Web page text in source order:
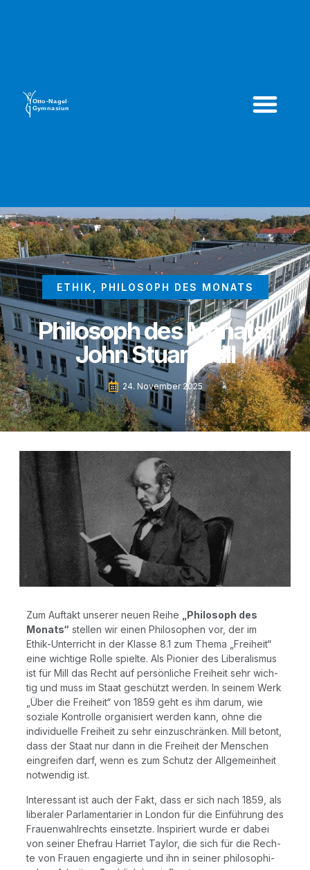
ETHIK PHILOSOPH DES MONATS
Philosoph des Monats:
John Stuart Mill
24. November 2025
Zum Auf­takt unse­rer neu­en Rei­he
„Phi­lo­soph des
Monats“ stel­len wir einen Phi­lo­so­phen vor, der im
Ethik-Unter­richt in der Klas­se 8.1 zum The­ma „Frei­heit“
eine wich­ti­ge Rol­le spiel­te. Als Pio­nier des Libe­ra­lis­mus
ist für Mill das Recht auf per­sön­li­che Frei­heit sehr wich­
tig und muss im Staat geschützt wer­den. In sei­nem Werk
„Über die Frei­heit“ von 1859 geht es ihm dar­um, wie
sozia­le Kon­trol­le orga­ni­siert wer­den kann, ohne die
indi­vi­du­el­le Frei­heit zu sehr ein­zu­schrän­ken. Mill betont,
dass der Staat nur dann in die Frei­heit der Men­schen
ein­grei­fen darf, wenn es zum Schutz der All­ge­mein­heit
not­wen­dig ist.
Inter­es­sant ist auch der Fakt, dass er sich nach 1859, als
libe­ra­ler Par­la­men­ta­ri­er in Lon­don für die Ein­füh­rung des
Frau­en­wahl­rechts ein­setz­te. Inspi­riert wur­de er dabei
von sei­ner Ehe­frau Har­riet Tay­lor, die sich für die Rech­
te von Frau­en enga­gier­te und ihn in sei­ner phi­lo­so­phi­